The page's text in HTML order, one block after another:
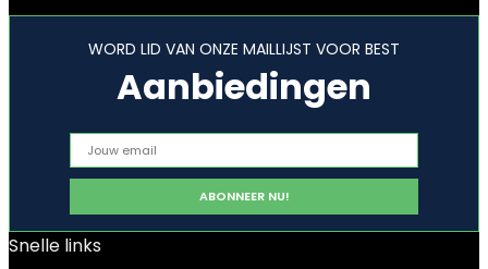
WORD LID VAN ONZE MAILLIJST VOOR BEST
Aanbiedingen
Snelle links